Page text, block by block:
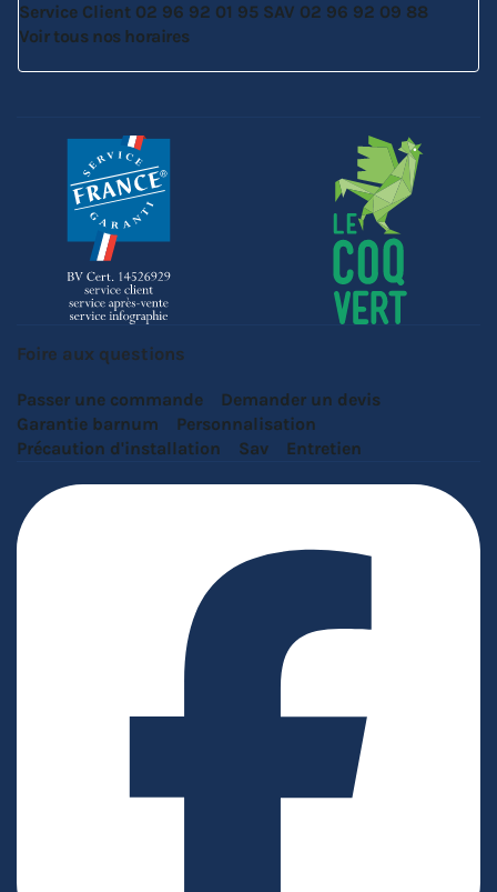
Service Client 02 96 92 01 95 SAV 02 96 92 09 88
Voir tous nos horaires
Foire aux questions
Passer une commande
Demander un devis
Garantie barnum
Personnalisation
Précaution d'installation
Sav Entretien